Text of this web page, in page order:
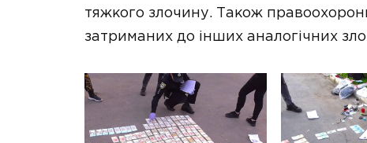
тяжкого злочину. Також
затриманих до інших аналогічних